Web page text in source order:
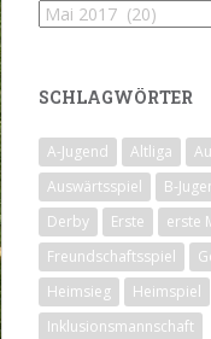
Archiv
SCHLAGWÖRTER
A-Jugend Altliga
Auswärtsspiel
B-
Derby
Erste
erste
Freundschaftsspiel
Heimsieg
Heimspiel
Inklusionsmannschaft